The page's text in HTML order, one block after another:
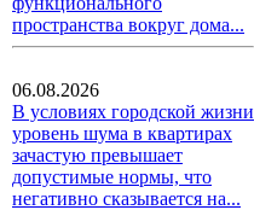
пространства вокруг дома...
06.08.2026
В условиях городской жизни
уровень шума в квартирах
зачастую превышает
допустимые нормы, что
негативно сказывается на...